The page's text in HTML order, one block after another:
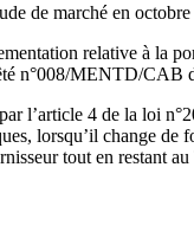
de marché en
relative à la
n°008/MENTD/CAB
l’article 4 de la loi
lorsqu’il change de
tout en restant au